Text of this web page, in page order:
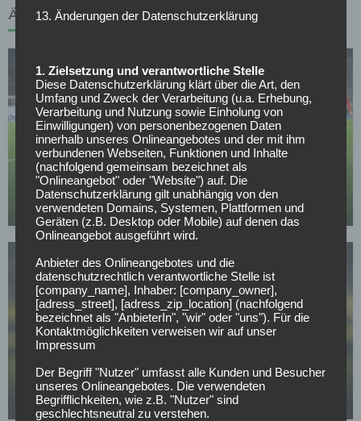
ÄHNLICHE ARTIKEL
BORUSSIA DORTMUND
Verkündung noch heute: BVB-Transfer kurz vor
Abschluss
12.05.2026
BUNDESLIGA
beendet im Sommer seine Laufbahn
07.05.2026
13. Änderungen der Datenschutzerklärung
1. Zielsetzung und verantwortliche Stelle
Diese Datenschutzerklärung klärt über die Art, den
Umfang und Zweck der Verarbeitung (u.a. Erhebung,
Verarbeitung und Nutzung sowie Einholung von
Einwilligungen) von personenbezogenen Daten
innerhalb unseres Onlineangebotes und der mit ihm
verbundenen Webseiten, Funktionen und Inhalte
(nachfolgend gemeinsam bezeichnet als
"Onlineangebot" oder "Website") auf. Die
Datenschutzerklärung gilt unabhängig von den
verwendeten Domains, Systemen, Plattformen und
Geräten (z.B. Desktop oder Mobile) auf denen das
Onlineangebot ausgeführt wird.
Anbieter des Onlineangebotes und die
datenschutzrechtlich verantwortliche Stelle ist
[company_name], Inhaber: [company_owner],
[adress_street], [adress_zip_location] (nachfolgend
bezeichnet als "AnbieterIn", "wir" oder "uns"). Für die
Kontaktmöglichkeiten verweisen wir auf unser
Impressum
Der Begriff "Nutzer" umfasst alle Kunden und Besucher
unseres Onlineangebotes. Die verwendeten
Begrifflichkeiten, wie z.B. "Nutzer" sind
geschlechtsneutral zu verstehen.